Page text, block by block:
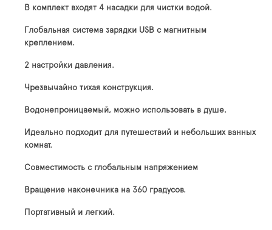
В комплект входят 4 насадки для чистки водой.
Глобальная система зарядки USB с магнитным
креплением.
2 настройки давления.
Чрезвычайно тихая конструкция.
Водонепроницаемый, можно использовать в душе.
Идеально подходит для путешествий и небольших ванных
комнат.
Совместимость с глобальным напряжением
Вращение наконечника на 360 градусов.
Портативный и легкий.